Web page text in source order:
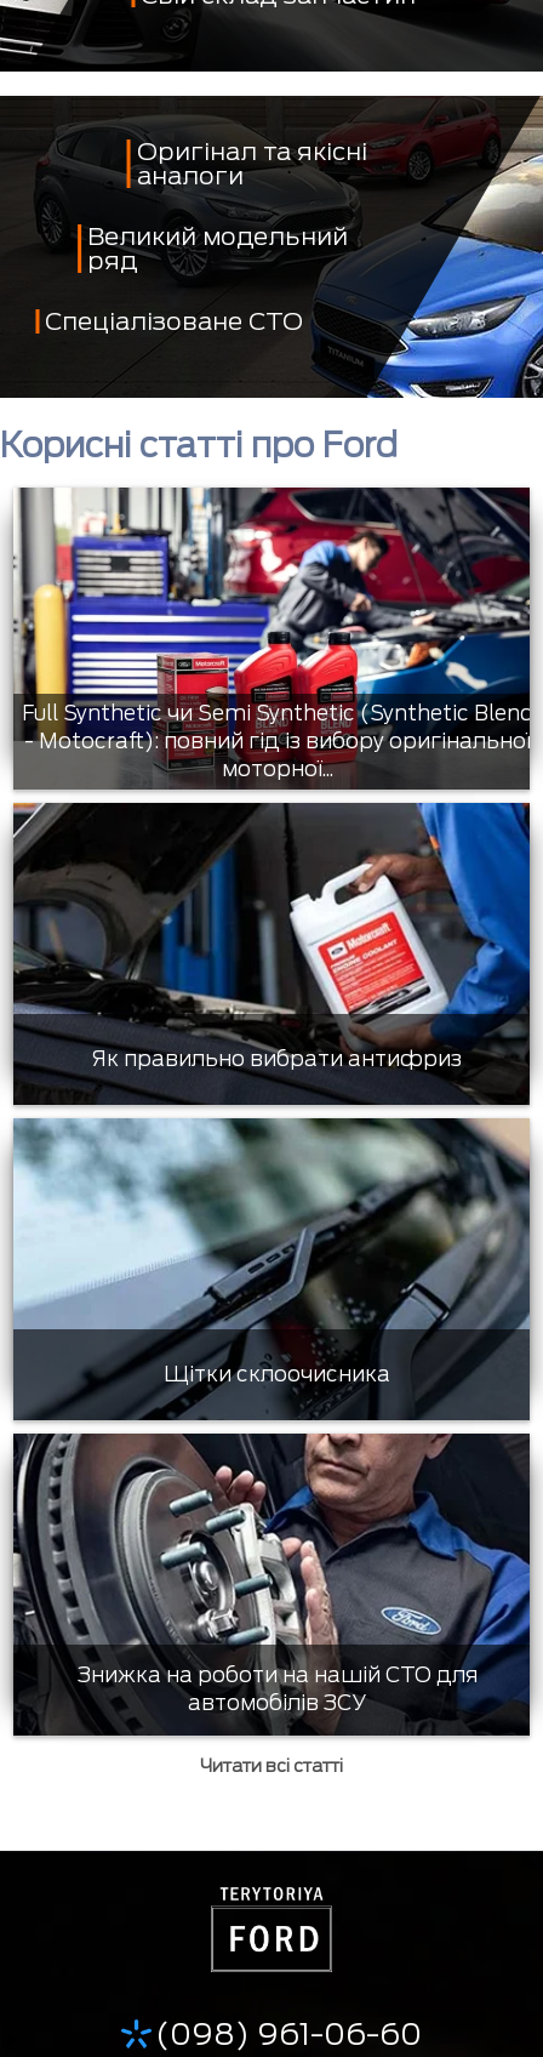
Оригінал та якісні
аналоги
Великий модельний
ряд
Спеціалізоване СТО
Корисні статті про Ford
Full Synthetic чи Semi Synthetic (Synthetic Blend
- Motocraft): повний гід із вибору оригінальної
моторної...
Як правильно вибрати антифриз
Щітки склоочисника
Знижка на роботи на нашій СТО для
автомобілів ЗСУ
Читати всі статті
(098) 961-06-60